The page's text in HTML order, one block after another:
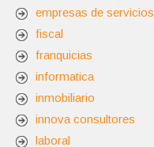
empresas de servicios
fiscal
franquicias
informatica
inmobiliario
innova consultores
laboral